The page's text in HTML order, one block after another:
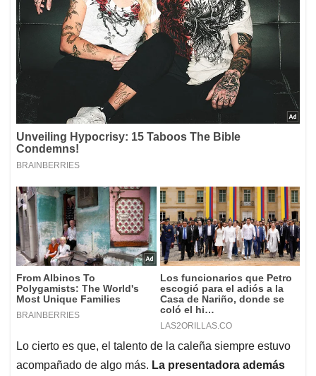
Lo cierto es que, el talento de la caleña siempre estuvo
acompañado de algo más. La presentadora además